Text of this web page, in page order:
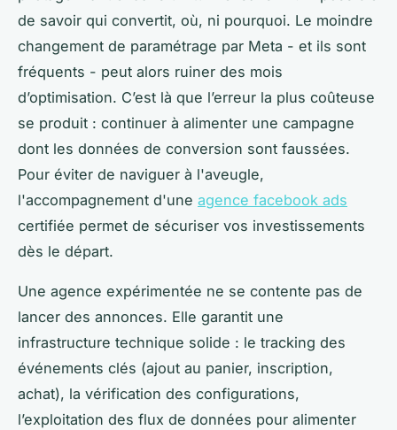
de savoir qui convertit, où, ni pourquoi. Le moindre
changement de paramétrage par Meta - et ils sont
fréquents - peut alors ruiner des mois
d’optimisation. C’est là que l’erreur la plus coûteuse
se produit : continuer à alimenter une campagne
dont les données de conversion sont faussées.
Pour éviter de naviguer à l'aveugle,
l'accompagnement d'une agence facebook ads
certifiée permet de sécuriser vos investissements
dès le départ.
Une agence expérimentée ne se contente pas de
lancer des annonces. Elle garantit une
infrastructure technique solide : le tracking des
événements clés (ajout au panier, inscription,
achat), la vérification des configurations,
l’exploitation des flux de données pour alimenter